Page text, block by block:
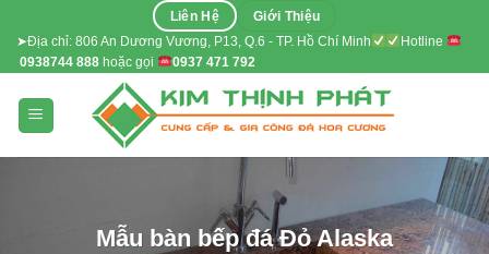
content
Liên Hệ Giới Thiệu
➤Địa chỉ: 806 An Dương Vương, P13, Q.6 - TP. Hồ Chí Minh
Hotline
0938744 888 hoặc gọi 0937 471 792
Mẫu bàn bếp đá Đỏ Alaska